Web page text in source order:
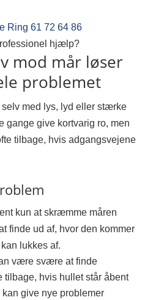
Ring 61 72 64 86
hjælp?
mod mår løser
problemet
selv med lys, lyd eller stærke
gange give kortvarig ro, men
tilbage, hvis adgangsvejene
kun at skræmme måren
finde ud af, hvor den kommer
lukkes af.
være svære at finde
tilbage, hvis hullet står åbent
give nye problemer